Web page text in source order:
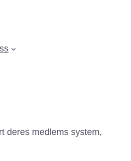
deres medlems system,